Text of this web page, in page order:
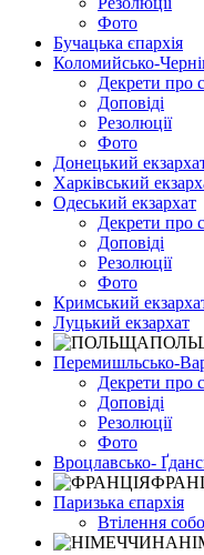
Фото
Бучацька єпархія
Коломийсько-
Декрети про
Доповіді
Резолюції
Фото
Донецький
Харківський
Одеський екзархат
Декрети про
Доповіді
Резолюції
Фото
Кримський
Луцький екзархат
Перемишльсько-
Декрети про
Доповіді
Резолюції
Фото
Вроцлавсько-
Паризька єпархія
Втілення